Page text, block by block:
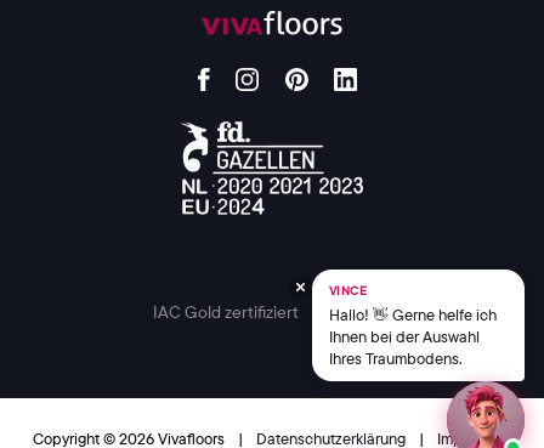
IAC Gold zertifiziert
Copyright © 2026 Vivafloors | Datenschutzerklärung | Impressum
VINCE
Hallo! 👋 Gerne helfe ich
Ihnen bei der Auswahl
Ihres Traumbodens.